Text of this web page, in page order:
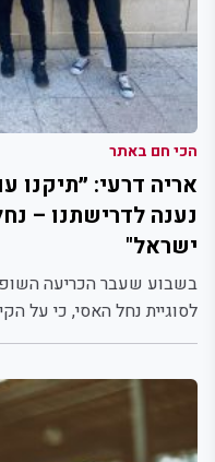
הכי חם באתר
אריה דרעי: ״תיקנו
נענה לדרישתנו –
ישראל"
בשבוע שעבר הכריעה
לסוגיית נחל האסי, כי על